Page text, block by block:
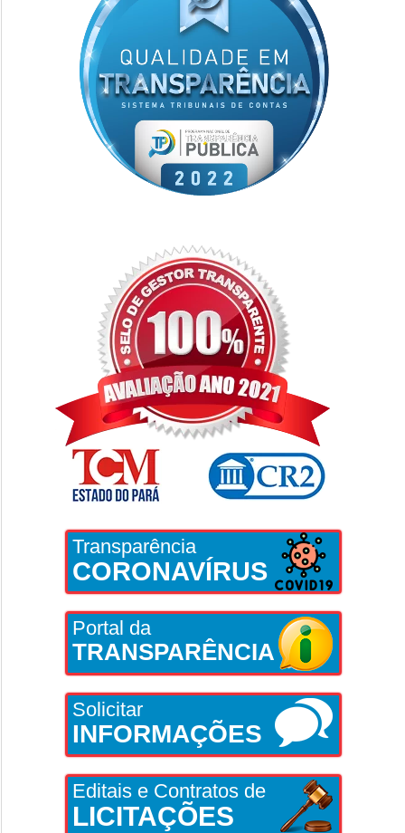
Transparência
CORONAVÍRUS
Portal da
TRANSPARÊNCIA
Solicitar
INFORMAÇÕES
Editais e Contratos de
LICITAÇÕES